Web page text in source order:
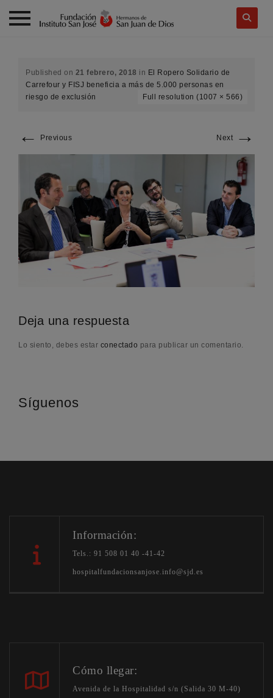
Published on 21 febrero, 2018 in El Ropero Solidario de
Carrefour y FISJ beneficia a más de 5.000 personas en
riesgo de exclusión
Full resolution (1007 × 566)
← Previous Next →
Deja una respuesta
Lo siento, debes estar conectado para publicar un comentario.
Síguenos
Información:
Tels.: 91 508 01 40 -41-42
hospitalfundacionsanjose.info@sjd.es
Cómo llegar:
Avenida de la Hospitalidad s/n (Salida 30 M-40)